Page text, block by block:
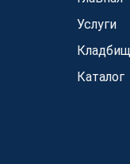
Услуги
Каталог